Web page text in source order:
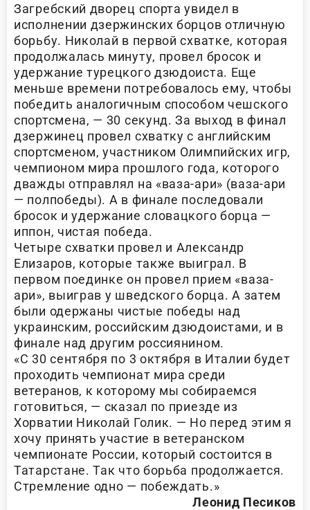
Загребский дворец спорта увидел в
исполнении дзержинских борцов отличную
борьбу. Николай в первой схватке, которая
продолжалась минуту, провел бросок и
удержание турецкого дзюдоиста. Еще
меньше времени потребовалось ему, чтобы
победить аналогичным способом чешского
спортсмена, — 30 секунд. За выход в финал
дзержинец провел схватку с английским
спортсменом, участником Олимпийских игр,
чемпионом мира прошлого года, которого
дважды отправлял на «ваза-ари» (ваза-ари
— полпобеды). А в финале последовали
бросок и удержание словацкого борца —
иппон, чистая победа.
Четыре схватки провел и Александр
Елизаров, которые также выиграл. В
первом поединке он провел прием «ваза-
ари», выиграв у шведского борца. А затем
были одержаны чистые победы над
украинским, российским дзюдоистами, и в
финале над другим россиянином.
«С 30 сентября по 3 октября в Италии будет
проходить чемпионат мира среди
ветеранов, к которому мы собираемся
готовиться, — сказал по приезде из
Хорватии Николай Голик. — Но перед этим я
хочу принять участие в ветеранском
чемпионате России, который состоится в
Татарстане. Так что борьба продолжается.
Стремление одно — побеждать.»
Леонид Песиков